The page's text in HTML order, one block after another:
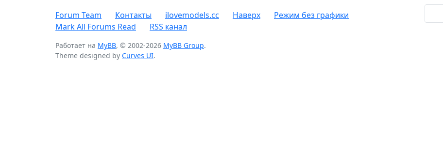
Forum Team Контакты ilovemodels.cc Наверх
Режим без графики
Mark All Forums Read
RSS канал
Работает на MyBB, © 2002-2026 MyBB Group.
Theme designed by Curves UI.